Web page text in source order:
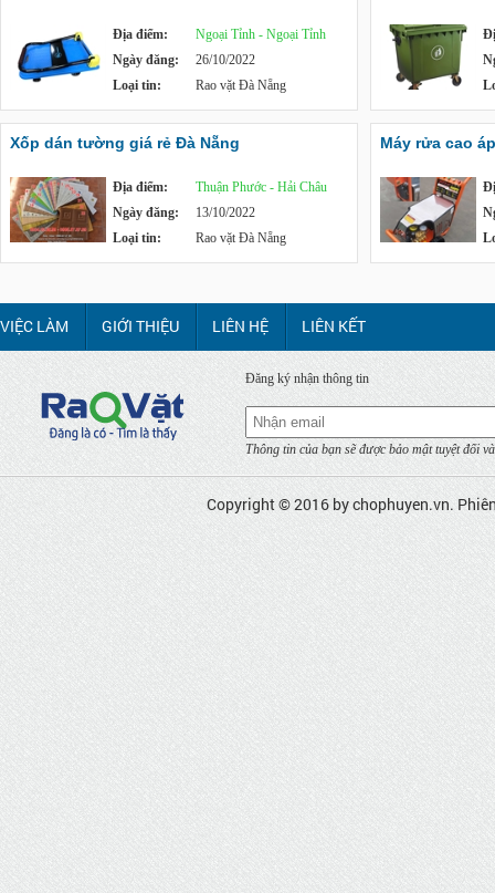
Địa điểm:
Ngoại Tỉnh - Ngoại Tỉnh
Ngày đăng:
26/10/2022
Loại tin:
Rao vặt Đà Nẵng
Xốp dán tường giá rẻ Đà Nẵng
Địa điểm:
Thuận Phước - Hải Châu
Ngày đăng:
13/10/2022
Loại tin:
Rao vặt Đà Nẵng
Máy rửa cao
VIỆC LÀM GIỚI THIỆU LIÊN HỆ LIÊN KẾT
Đăng ký nhận thông tin
Thông tin của bạn sẽ được bảo mật tuyệt đối
Copyright © 2016 bychophuyen.vn.